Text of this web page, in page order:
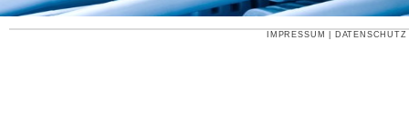
IMPRESSUM DATENSCHUTZ